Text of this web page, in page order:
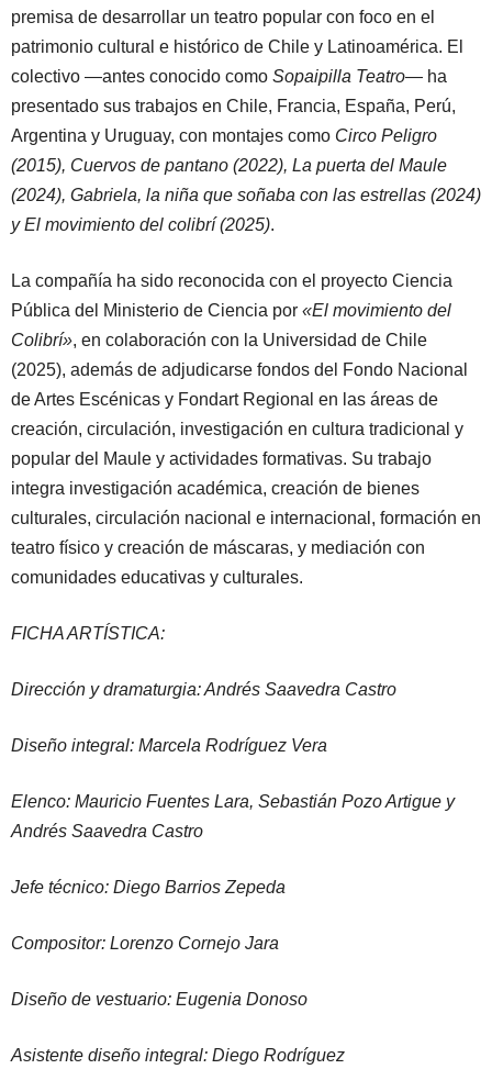
premisa de desarrollar un teatro popular con foco en el
patrimonio cultural e histórico de Chile y Latinoamérica. El
colectivo —antes conocido como Sopaipilla Teatro— ha
presentado sus trabajos en Chile, Francia, España, Perú,
Argentina y Uruguay, con montajes como Circo Peligro
(2015), Cuervos de pantano (2022), La puerta del Maule
(2024), Gabriela, la niña que soñaba con las estrellas (2024)
y El movimiento del colibrí (2025).
La compañía ha sido reconocida con el proyecto Ciencia
Pública del Ministerio de Ciencia por «El movimiento del
Colibrí», en colaboración con la Universidad de Chile
(2025), además de adjudicarse fondos del Fondo Nacional
de Artes Escénicas y Fondart Regional en las áreas de
creación, circulación, investigación en cultura tradicional y
popular del Maule y actividades formativas. Su trabajo
integra investigación académica, creación de bienes
culturales, circulación nacional e internacional, formación en
teatro físico y creación de máscaras, y mediación con
comunidades educativas y culturales.
FICHA ARTÍSTICA:
Dirección y dramaturgia: Andrés Saavedra Castro
Diseño integral: Marcela Rodríguez Vera
Elenco: Mauricio Fuentes Lara, Sebastián Pozo Artigue y
Andrés Saavedra Castro
Jefe técnico: Diego Barrios Zepeda
Compositor: Lorenzo Cornejo Jara
Diseño de vestuario: Eugenia Donoso
Asistente diseño integral: Diego Rodríguez